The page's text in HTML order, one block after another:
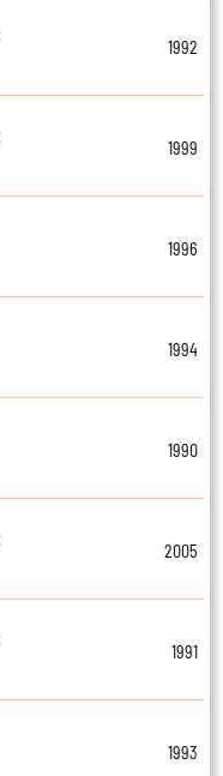
1992
1999
1996
1994
1990
2005
1991
1993